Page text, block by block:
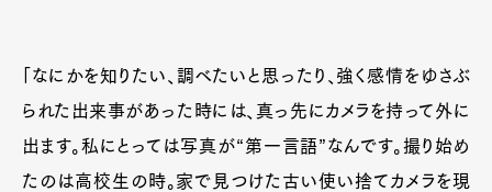
「なにかを知りたい、調べたいと思ったり、強く感情をゆさぶ
られた出来事があった時には、真っ先にカメラを持って外に
出ます。私にとっては写真が“第一言語”なんです。撮り始め
たのは高校生の時。家で見つけた古い使い捨てカメラを現